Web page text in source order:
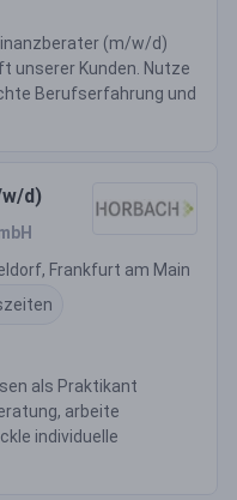
(m/w/d)
unserer Kunden. Nutze
Berufserfahrung und
d)
Frankfurt am Main
als Praktikant
arbeite
individuelle